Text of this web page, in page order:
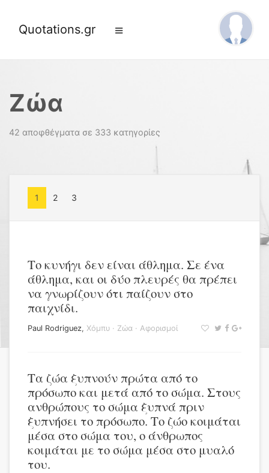
Quotations.gr
Ζώα
42 αποφθέγματα σε 333 κατηγορίες
1 2 3
Το κυνήγι δεν είναι άθλημα. Σε ένα
άθλημα, και οι δύο πλευρές θα πρέπει
να γνωρίζουν ότι παίζουν στο
παιχνίδι.
Paul Rodriguez, Χόμπυ · Ζώα · Αφορισμοί
Τα ζώα ξυπνούν πρώτα από το
πρόσωπο και μετά από το σώμα. Στους
ανθρώπους το σώμα ξυπνά πριν
ξυπνήσει το πρόσωπο. Το ζώο κοιμάται
μέσα στο σώμα του, ο άνθρωπος
κοιμάται με το σώμα μέσα στο μυαλό
του.